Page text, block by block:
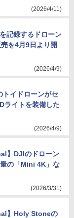
(2026/4/11)
記録するドローン
を4月9日より開
(2026/4/9)
トイドローンがセ
ライトを装備した
(2026/4/9)
】DJIのドローン
の「Mini 4K」な
(2026/3/31)
】Holy Stoneの